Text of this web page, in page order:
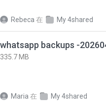
Rebeca 在 My 4shared
335.7 MB
Maria 在 My 4shared